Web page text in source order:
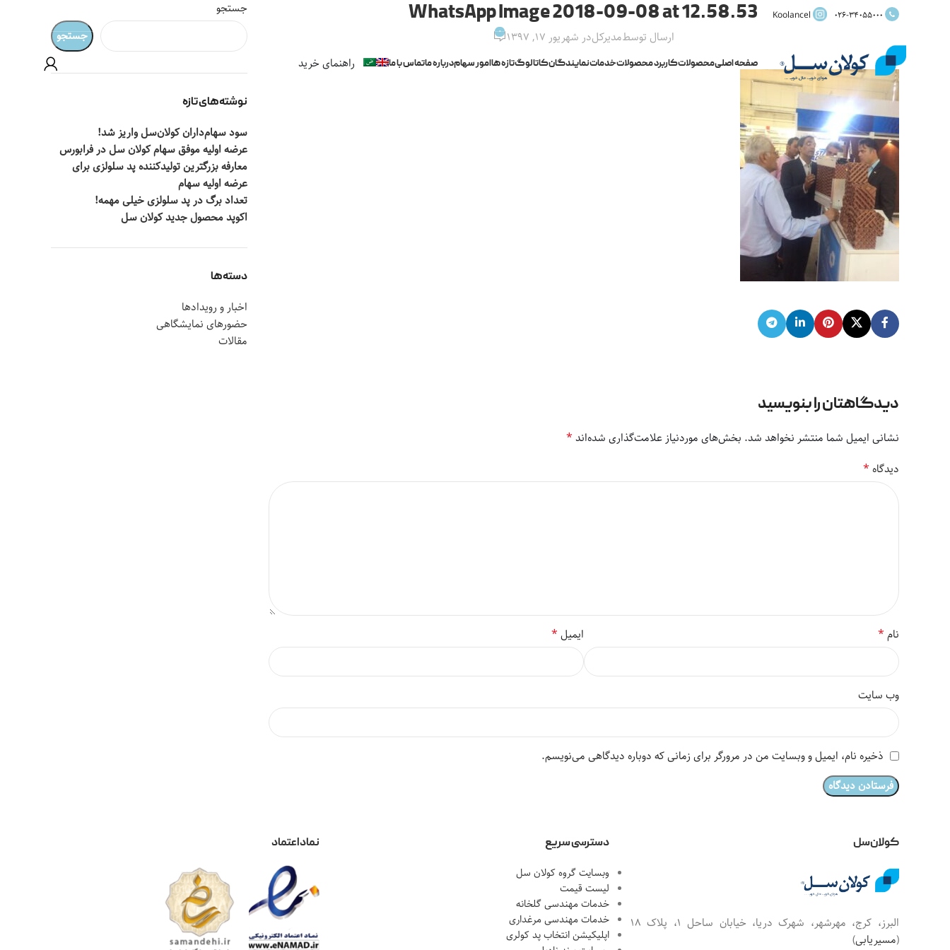
صفحه اصلیمحصولاتکاربرد محصولاتخدماتنمایندگانکاتالوگتازه هاامور سهامدرباره ماتماس با ما راهنمای خرید
WhatsApp Image 2018-09-08 at 12.58.53
ارسال توسطمدیرکلدر شهریور ۱۷, ۱۳۹۷ 0
دیدگاهتان را بنویسید
نشانی ایمیل شما منتشر نخواهد شد. بخش‌های موردنیاز علامت‌گذاری شده‌اند*
دیدگاه*
نام* ایمیل*
وب‌ سایت
ذخیره نام، ایمیل و وبسایت من در مرورگر برای زمانی که دوباره دیدگاهی می‌نویسم.
جستجو
جستجو
نوشته‌های تازه
سود سهام‌داران کولان‌سل واریز شد!
عرضه اولیه موفق سهام کولان سل در فرابورس
معارفه بزرگترین تولیدکننده پد سلولزی برای
عرضه اولیه سهام
تعداد برگ در پد سلولزی خیلی مهمه!
اکوپد محصول جدید کولان‌ سل
دسته‌ها
اخبار و رویدادها
حضورهای نمایشگاهی
مقالات
کولان‌سل
البرز، کرج، مهرشهر، شهرک دریا، خیابان ساحل 1، پلاک 18
(مسیریابی)
دسترسی سریع
وبسایت گروه کولان سل
لیست قیمت
خدمات مهندسی گلخانه
خدمات مهندسی مرغداری
اپلیکیشن انتخاب پد کولری
نماد اعتماد